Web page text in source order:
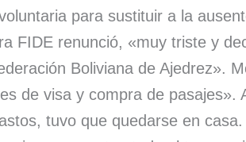
para sustituir a la
FIDE renunció, «muy triste y
Boliviana de Ajedrez».
de visa y compra de pasajes».
tuvo que quedarse en